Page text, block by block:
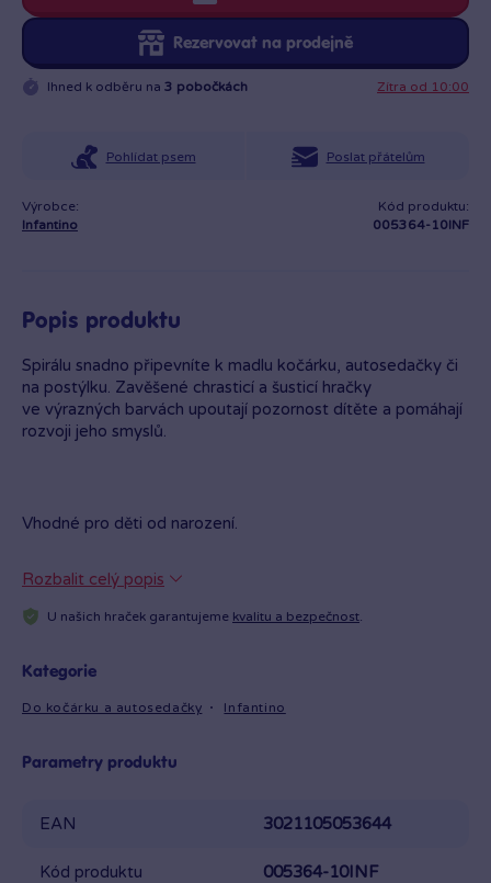
Rezervovat na prodejně
Ihned k odběru na 3 pobočkách Zítra od 10:00
Pohlídat psem Poslat přátelům
Výrobce:
Infantino
Kód produktu:
005364-10INF
Popis produktu
Spirálu snadno připevníte k madlu kočárku, autosedačky či
na postýlku. Zavěšené chrasticí a šusticí hračky
ve výrazných barvách upoutají pozornost dítěte a pomáhají
rozvoji jeho smyslů.
Vhodné pro děti od narození.
Rozbalit celý popis
U našich hraček garantujeme kvalitu a bezpečnost.
Kategorie
Do kočárku a autosedačky Infantino
Parametry produktu
EAN 3021105053644
Kód produktu 005364-10INF